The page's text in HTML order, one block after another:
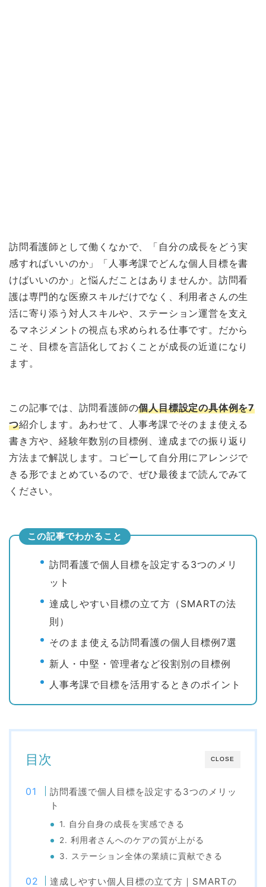
訪問看護師として働くなかで、「自分の成長をどう実
感すればいいのか」「人事考課でどんな個人目標を書
けばいいのか」と悩んだことはありませんか。訪問看
護は専門的な医療スキルだけでなく、利用者さんの生
活に寄り添う対人スキルや、ステーション運営を支え
るマネジメントの視点も求められる仕事です。だから
こそ、目標を言語化しておくことが成長の近道になり
ます。
この記事では、訪問看護師の個人目標設定の具体例を7
つ紹介します。あわせて、人事考課でそのまま使える
書き方や、経験年数別の目標例、達成までの振り返り
方法まで解説します。コピーして自分用にアレンジで
きる形でまとめているので、ぜひ最後まで読んでみて
ください。
この記事でわかること
訪問看護で個人目標を設定する3つのメリ
ット
達成しやすい目標の立て方（SMARTの法
則）
そのまま使える訪問看護の個人目標例7選
新人・中堅・管理者など役割別の目標例
人事考課で目標を活用するときのポイント
CLOSE
目次
訪問看護で個人目標を設定する3つのメリッ
ト
1. 自分自身の成長を実感できる
2. 利用者さんへのケアの質が上がる
3. ステーション全体の業績に貢献できる
達成しやすい個人目標の立て方｜SMARTの